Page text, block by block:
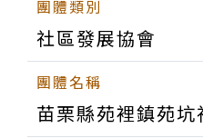
社區發展協會
苗栗縣苑裡鎮苑坑